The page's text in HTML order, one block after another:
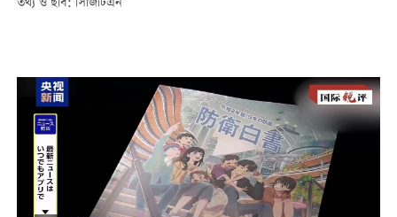
তথ্য ও ছবি: সিজিটিএন